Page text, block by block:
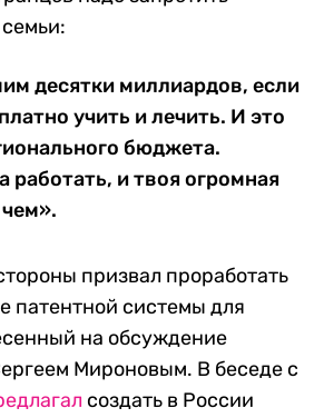
десятки миллиардов, если
учить и лечить. И это
бюджета.
работать, и твоя огромная
призвал проработать
патентной системы для
на обсуждение
Мироновым. В беседе с
создать в России